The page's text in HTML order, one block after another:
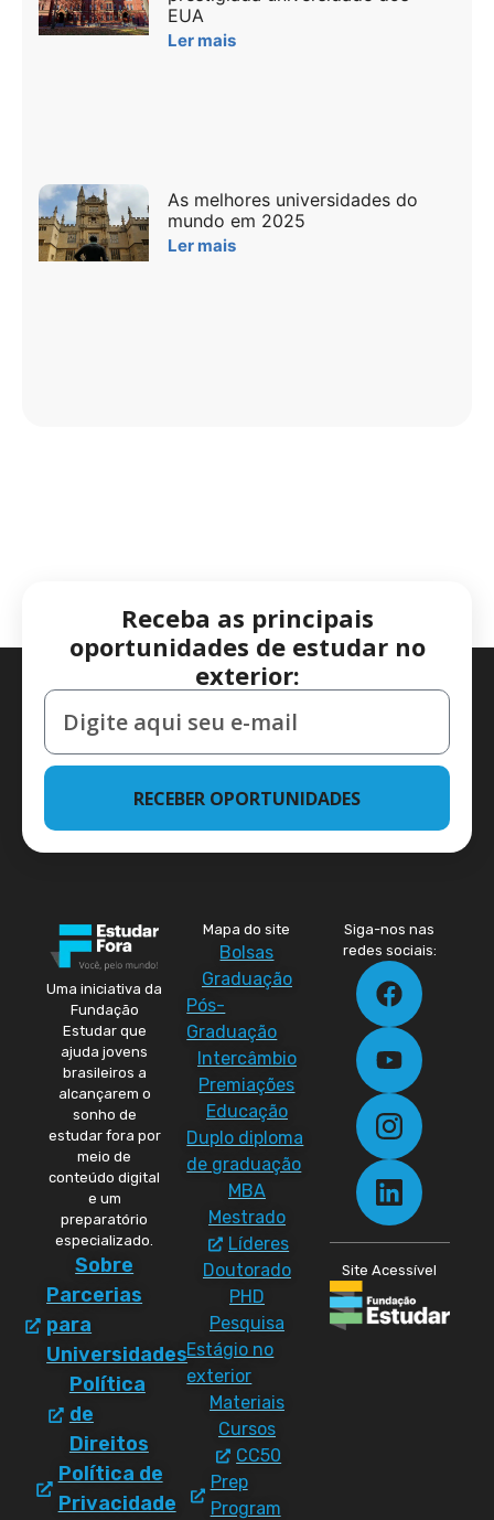
EUA
Ler mais
As melhores universidades do
mundo em 2025
Ler mais
Receba as principais
oportunidades de estudar no
exterior:
RECEBER OPORTUNIDADES
Uma iniciativa da
Fundação
Estudar que
ajuda jovens
brasileiros a
alcançarem o
sonho de
estudar fora por
meio de
conteúdo digital
e um
preparatório
especializado.
Sobre
Parcerias
para
Universidades
Política
de
Direitos
Política de
Privacidade
Mapa do site
Bolsas
Graduação
Pós-
Graduação
Intercâmbio
Premiações
Educação
Duplo diploma
de graduação
MBA
Mestrado
Líderes
Doutorado
PHD
Pesquisa
Estágio no
exterior
Materiais
Cursos
CC50
Prep
Program
Siga-nos nas
redes sociais:
Site Acessível